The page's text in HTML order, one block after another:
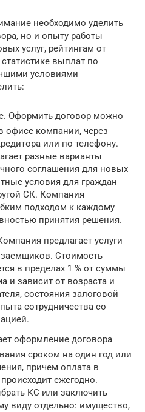
необходимо уделить
но и опыту работы
услуг, рейтингам от
выплат по
условиями
Оформить договор можно
офисе компании, через
или по телефону.
разные варианты
соглашения для новых
условия для граждан
СК. Компания
подходом к каждому
принятия решения.
предлагает услуги
Стоимость
в пределах 1 % от суммы
и зависит от возраста и
состояния залоговой
сотрудничества со
оформление договора
сроком на один год или
причем оплата в
ежегодно.
КС или заключить
виду отдельно: имущество,